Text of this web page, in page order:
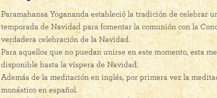
Paramahansa Yogananda estableció la tradición de celebrar
temporada de Navidad para fomentar la comunión con la
verdadera celebración de la Navidad.
Para aquellos que no puedan unirse en este momento, esta
disponible hasta la víspera de Navidad.
Además de la meditación en inglés, por primera vez la
monástico en español.